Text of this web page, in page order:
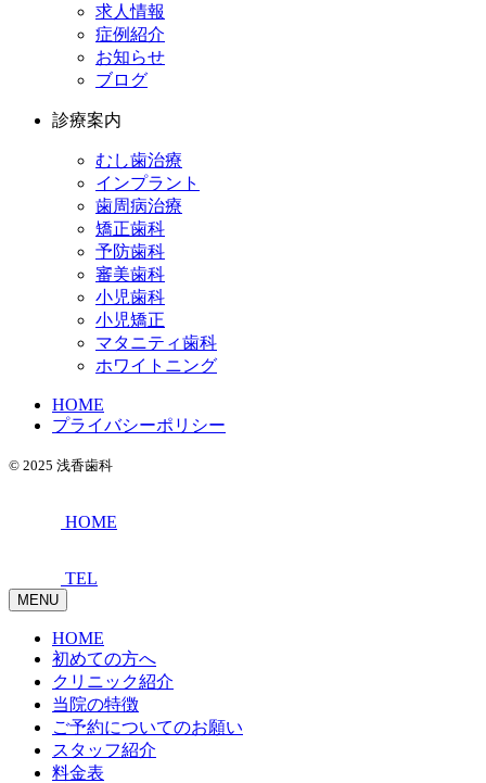
求人情報
症例紹介
お知らせ
ブログ
診療案内
むし歯治療
インプラント
歯周病治療
矯正歯科
予防歯科
審美歯科
小児歯科
小児矯正
マタニティ歯科
ホワイトニング
HOME
プライバシーポリシー
© 2025 浅香歯科
HOME
TEL
MENU
HOME
初めての方へ
クリニック紹介
当院の特徴
ご予約についてのお願い
スタッフ紹介
料金表